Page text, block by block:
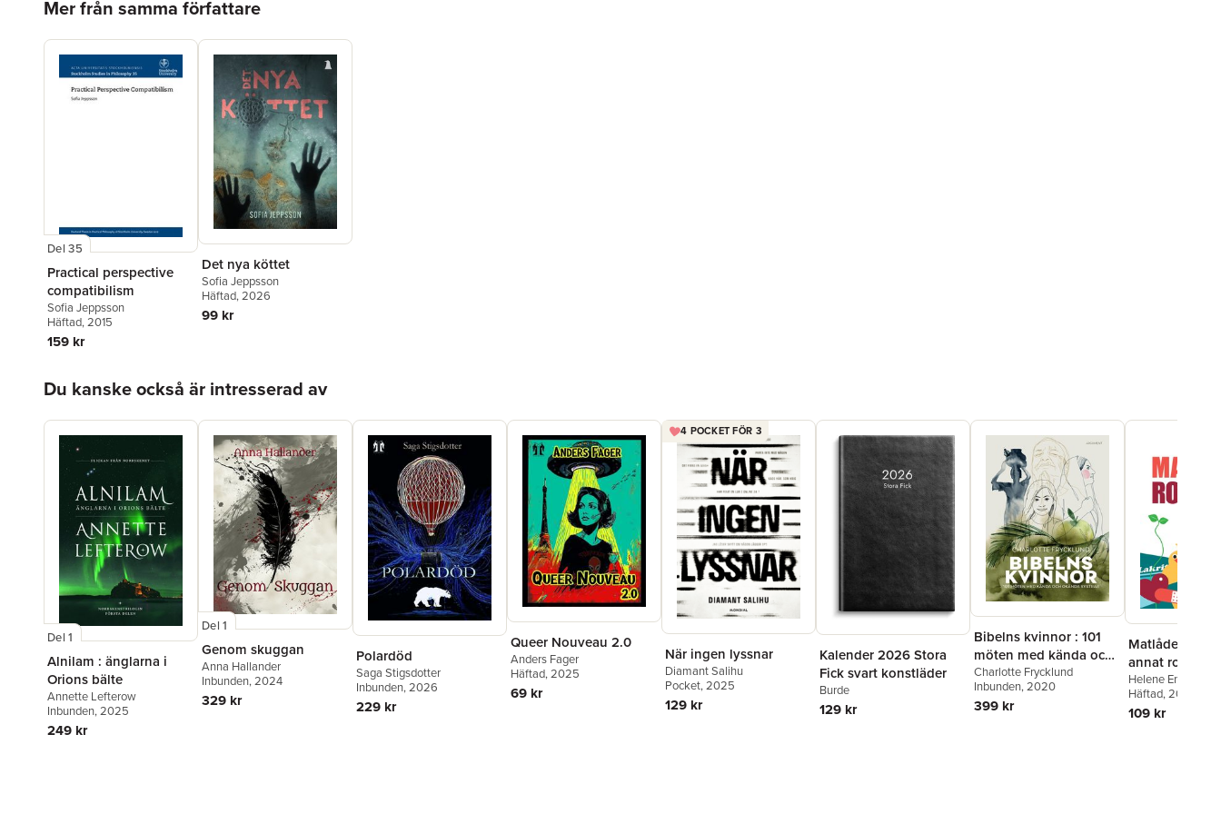
Mer från samma författare
Del 35
Practical perspective
compatibilism
Sofia Jeppsson
Häftad, 2015
159 kr
Det nya köttet
Sofia Jeppsson
Häftad, 2026
99 kr
Du kanske också är intresserad av
Del 1
Alnilam : änglarna i
Orions bälte
Annette Lefterow
Inbunden, 2025
249 kr
Del 1
Genom skuggan
Anna Hallander
Inbunden, 2024
329 kr
Polardöd
Saga Stigsdotter
Inbunden, 2026
229 kr
Queer Nouveau 2.0
Anders Fager
Häftad, 2025
69 kr
4 POCKET FÖR 3
När ingen lyssnar
Diamant Salihu
Pocket, 2025
129 kr
Kalender 2026 Stora
Fick svart konstläder
Burde
129 kr
Bibelns kvinnor : 101
möten med kända och
okända systrar
Charlotte Frycklund
Inbunden, 2020
399 kr
annat roligt
Helene Engström
Hedström
Häftad, 2018
109 kr